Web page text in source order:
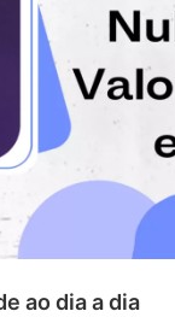
ao dia a dia